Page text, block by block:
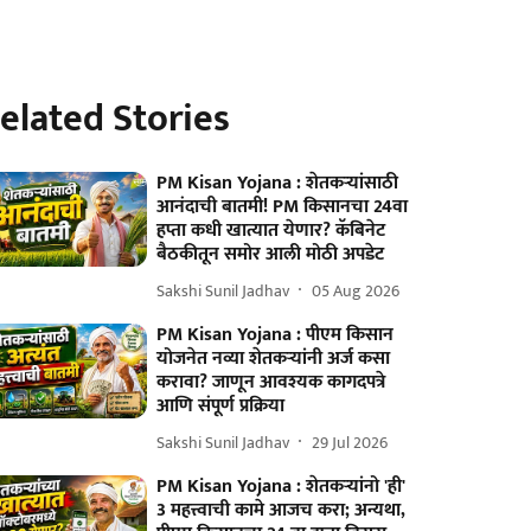
Stories
PM Kisan Yojana : शेतकऱ्यांसाठी
आनंदाची बातमी! PM किसानचा 24वा
हप्ता कधी खात्यात येणार? कॅबिनेट
बैठकीतून समोर आली मोठी अपडेट
Sakshi Sunil Jadhav 05 Aug 2026
PM Kisan Yojana : पीएम किसान
योजनेत नव्या शेतकऱ्यांनी अर्ज कसा
करावा? जाणून आवश्यक कागदपत्रे
आणि संपूर्ण प्रक्रिया
Sakshi Sunil Jadhav 29 Jul 2026
PM Kisan Yojana : शेतकऱ्यांनो 'ही'
3 महत्त्वाची कामे आजच करा; अन्यथा,